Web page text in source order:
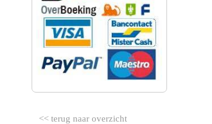
<< terug naar overzicht